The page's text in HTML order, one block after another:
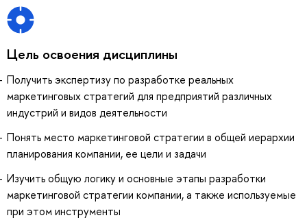
Цель освоения дисциплины
Получить экспертизу по разработке реальных
маркетинговых стратегий для предприятий различных
индустрий и видов деятельности
Понять место маркетинговой стратегии в общей иерархии
планирования компании, ее цели и задачи
Изучить общую логику и основные этапы разработки
маркетинговой стратегии компании, а также используемые
при этом инструменты